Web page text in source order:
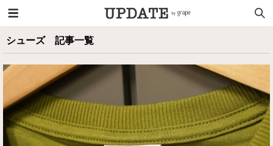
シューズ 記事一覧